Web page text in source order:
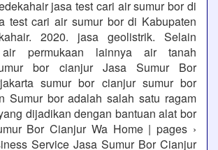
jasa test cari air sumur bor di
test cari air sumur bor di Kabupaten
2020. jasa geolistrik. Selain
permukaan lainnya air tanah
bor cianjur Jasa Sumur Bor
sumur bor cianjur sumur bor
Sumur bor adalah salah satu ragam
dijadikan dengan bantuan alat bor
Bor Cianjur Wa Home | pages ›
Service Jasa Sumur Bor Cianjur